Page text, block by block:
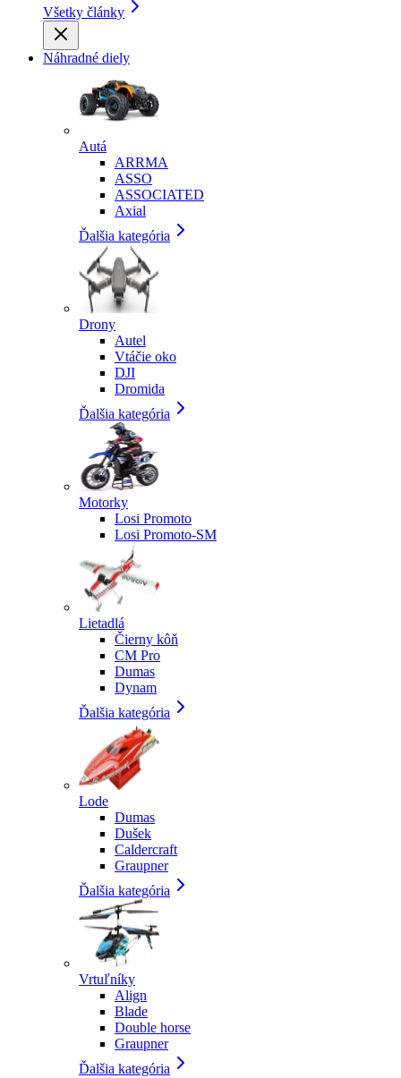
Všetky články
Náhradné diely
Autá
ARRMA
ASSO
ASSOCIATED
Axial
Ďalšia kategória
Drony
Autel
Vtáčie oko
DJI
Dromida
Ďalšia kategória
Motorky
Losi Promoto
Losi Promoto-SM
Lietadlá
Čierny kôň
CM Pro
Dumas
Dynam
Ďalšia kategória
Lode
Dumas
Dušek
Caldercraft
Graupner
Ďalšia kategória
Vrtuľníky
Align
Blade
Double horse
Graupner
Ďalšia kategória